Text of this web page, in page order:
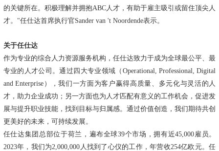
的关键所在。积极理解并拥抱ABC人才，有助于雇主吸引或留住顶尖人
才。"任仕达首席执行官Sander van 't Noordende表示。
关于任仕达
作为专业的综合人力资源服务机构，任仕达致力于成为全球最公平、最
专业的人才公司。通过四大专业领域（Operational, Professional, Digital
and Enterprise），我们一方面为客户赢得高质量、多元化与灵活的人
才，助力企业成功；另一方面也为人才匹配有意义的工作机会，促进发
展与提升职业技能，找到目标与归属感。通过价值创造，我们期待共创
更美好的未来，可持续发展。
任仕达集团总部位于荷兰，遍布全球39个市场，拥有近45,000雇员。
2023年，我们为2,000,000人找到了心仪的工作，年营收254亿欧元。任